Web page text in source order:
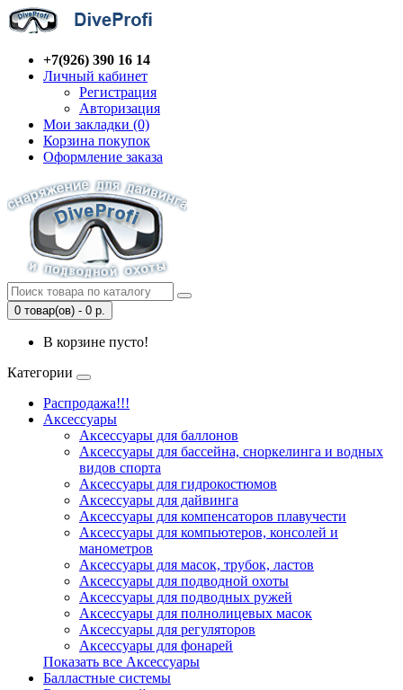
+7(926) 390 16 14
Личный кабинет
Регистрация
Авторизация
Мои закладки (0)
Корзина покупок
Оформление заказа
0 товар(ов) - 0 р.
В корзине пусто!
Категории
Распродажа!!!
Аксессуары
Аксессуары для баллонов
Аксессуары для бассейна, сноркелинга и водных
видов спорта
Аксессуары для гидрокостюмов
Аксессуары для дайвинга
Аксессуары для компенсаторов плавучести
Аксессуары для компьютеров, консолей и
манометров
Аксессуары для масок, трубок, ластов
Аксессуары для подводной охоты
Аксессуары для подводных ружей
Аксессуары для полнолицевых масок
Аксессуары для регуляторов
Аксессуары для фонарей
Показать все Аксессуары
Балластные системы